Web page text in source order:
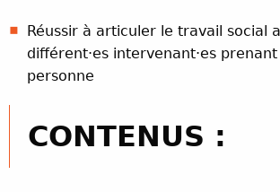
Réussir à articuler le travail social
différent·es intervenant·es
personne
CONTENUS :